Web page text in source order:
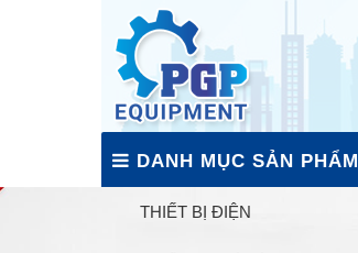
DANH MỤC SẢN PHẨM
THIẾT BỊ ĐIỆN